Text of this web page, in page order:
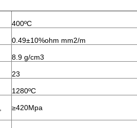
400ºC
0.49±10%ohm mm2/m
8.9 g/cm3
23
1280ºC
≥420Mpa